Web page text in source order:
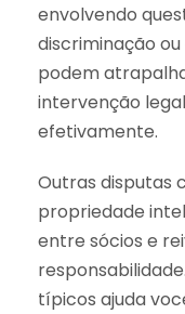
envolvendo
discriminação ou
podem
intervenção
efetivamente.
Outras disputas
propriedade
entre sócios e
típicos ajuda